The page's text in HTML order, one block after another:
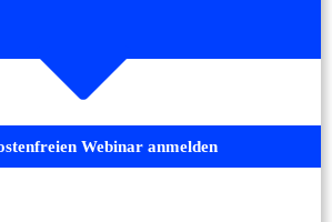
Webinar anmelden